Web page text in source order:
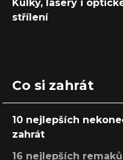
Kulky, lasery i
střílení
Co si zahrát
10 nejlepších
zahrát
16 nejlepších